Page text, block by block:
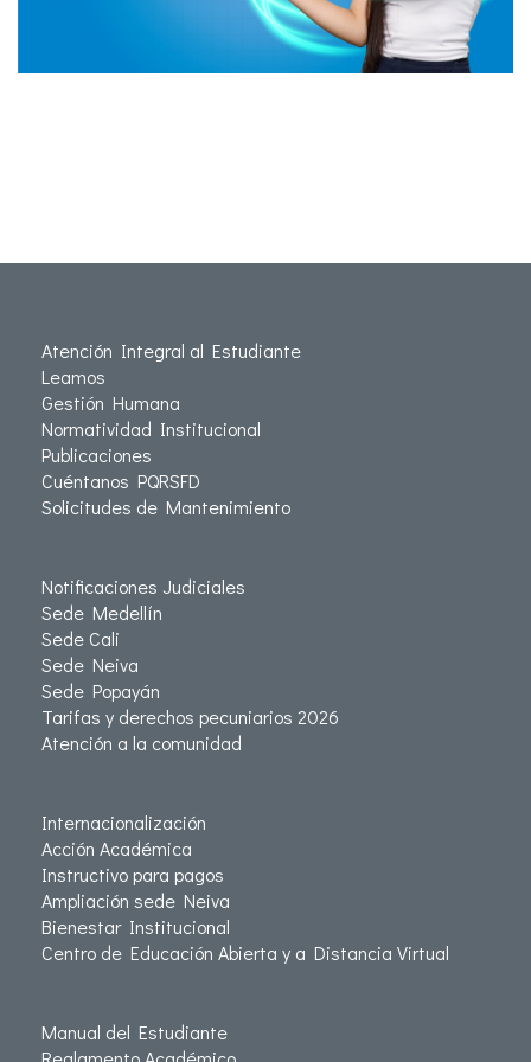
Atención Integral al Estudiante
Leamos
Gestión Humana
Normatividad Institucional
Publicaciones
Cuéntanos PQRSFD
Solicitudes de Mantenimiento
Notificaciones Judiciales
Sede Medellín
Sede Cali
Sede Neiva
Sede Popayán
Tarifas y derechos pecuniarios 2026
Atención a la comunidad
Internacionalización
Acción Académica
Instructivo para pagos
Ampliación sede Neiva
Bienestar Institucional
Centro de Educación Abierta y a Distancia Virtual
Manual del Estudiante